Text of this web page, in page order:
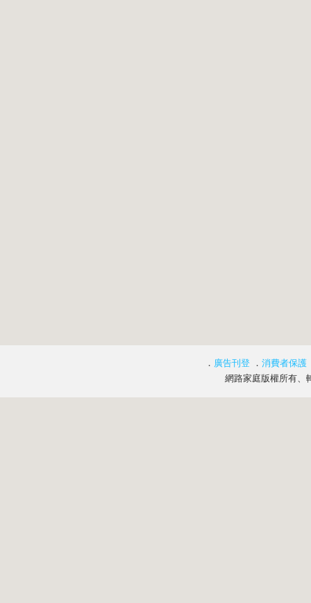
． 廣告刊登 ． 消費者保護
網路家庭版權所有、